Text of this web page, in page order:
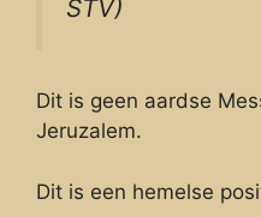
STV)
Dit is geen aardse
Jeruzalem.
Dit is een hemelse